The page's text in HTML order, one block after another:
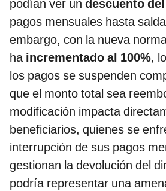
podían ver un descuento
pagos mensuales hasta
embargo, con la nueva
haincrementado al 100%,
los pagos se suspenden
que el monto total sea
modificación impacta
beneficiarios, quienes se
interrupción de sus pagos
gestionan la devolución del
podría representar una